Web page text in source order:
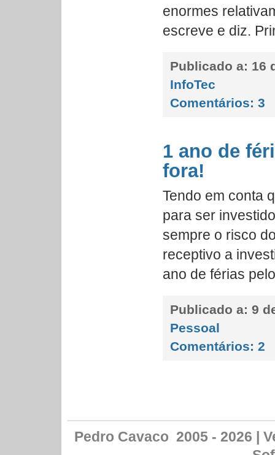
enormes
escreve e diz.
Publicado a: 16
InfoTec
Comentários: 3
1 ano de
fora!
Tendo em conta
para ser
sempre o risco
receptivo a
ano de férias
Publicado a: 9
Pessoal
Comentários: 2
Pedro Cavaco 2005 - 2026 |